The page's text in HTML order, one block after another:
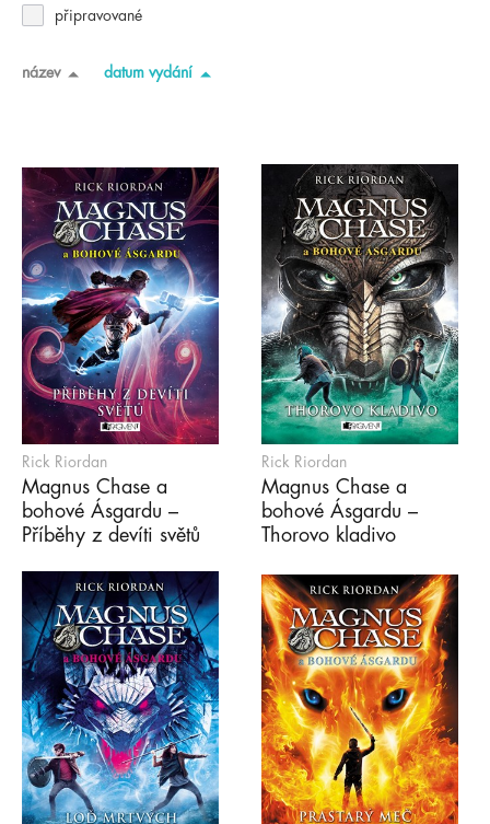
připravované
název datum vydání
Rick Riordan
Magnus Chase a
bohové Ásgardu –
Příběhy z devíti světů
Rick Riordan
Magnus Chase a
bohové Ásgardu –
Thorovo kladivo